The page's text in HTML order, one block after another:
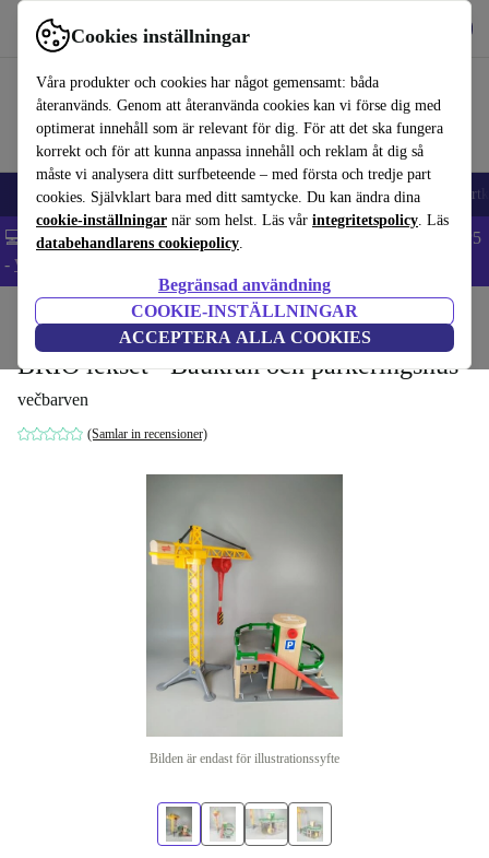
Cookies inställningar
Våra produkter och cookies har något gemensamt: båda
återanvänds. Genom att återanvända cookies kan vi förse dig med
optimerat innehåll som är relevant för dig. För att det ska fungera
korrekt och för att kunna anpassa innehåll och reklam åt dig så
måste vi analysera ditt surfbeteende – med första och tredje part
cookies. Självklart bara med ditt samtycke. Du kan ändra dina
cookie-inställningar när som helst. Läs vår integritetspolicy. Läs
databehandlarens cookiepolicy.
Begränsad användning
COOKIE-INSTÄLLNINGAR
ACCEPTERA ALLA COOKIES
Använd refurbed snabbt och enkelt
🎒 Back to school Mobiltelefoner Bärbara datorer Surfplattor
💻 Extra 5% rabatt på alla MacBooks och laptops - Code: LAPTOP5
- Villkor
Leksaker
BRIO lekset - Baukran och parkeringshus
večbarven
(Samlar in recensioner)
Bilden är endast för illustrationssyfte